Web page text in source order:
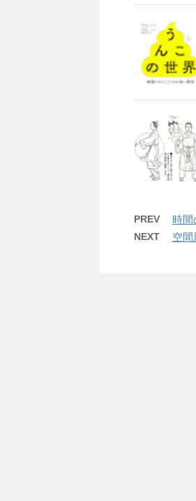
PREV 時
NEXT 空間